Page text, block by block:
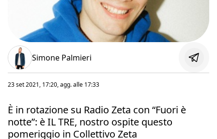
Simone Palmieri
23 set 2021, 17:20, agg. alle 17:33
È in rotazione su Radio Zeta con “Fuori è
notte”: è IL TRE, nostro ospite questo
pomeriggio in Collettivo Zeta